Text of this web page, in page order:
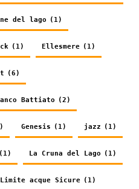
del lago (1)
(1) Ellesmere (1)
(6)
Battiato (2)
Genesis (1) jazz (1)
(1) La Cruna del Lago (1)
Limite acque Sicure (1)